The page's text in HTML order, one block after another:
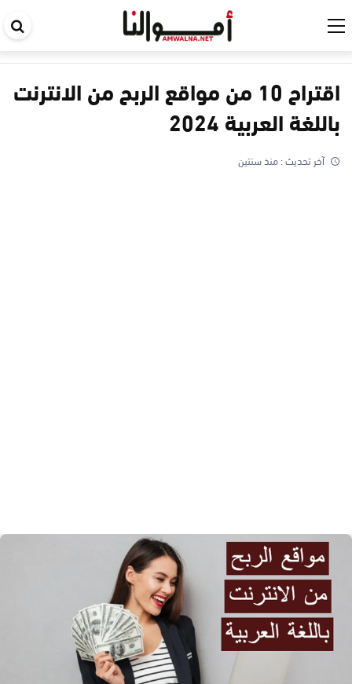
اقتراح 10 من مواقع الربح من الانترنت
باللغة العربية 2024
آخر تحديث :منذ سنتين